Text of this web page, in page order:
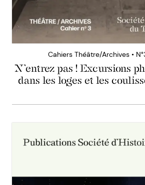
Cahiers Théâtre/Archives •
N’entrez pas ! Excursions
dans les loges et les